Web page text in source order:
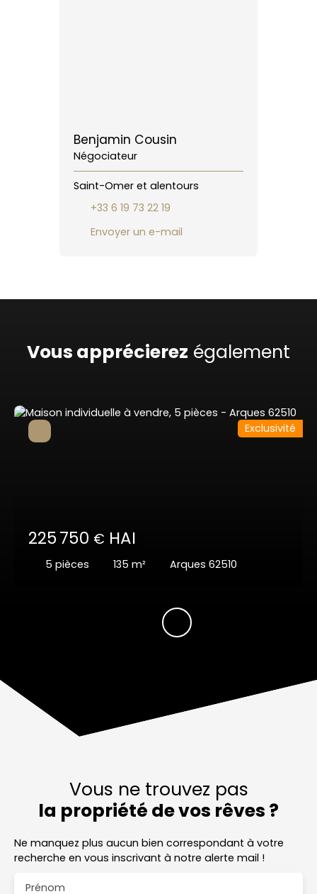
Benjamin Cousin
Négociateur
Saint-Omer et alentours
+33 6 19 73 22 19
Envoyer un e-mail
Vous apprécierez également
225 750 € HAI
5 pièces 135 m² Arques 62510
Exclusivité
Vous ne trouvez pas
la propriété de vos rêves ?
Ne manquez plus aucun bien correspondant à votre
recherche en vous inscrivant à notre alerte mail !
Prénom